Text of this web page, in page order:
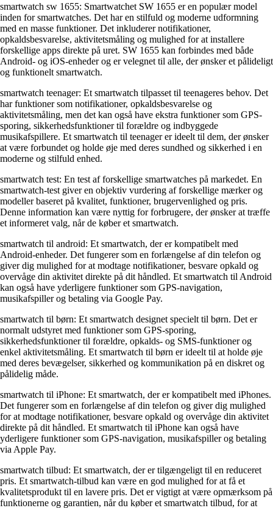
smartwatch sw 1655: Smartwatchet SW 1655 er en populær model
inden for smartwatches. Det har en stilfuld og moderne udformning
med en masse funktioner. Det inkluderer notifikationer,
opkaldsbesvarelse, aktivitetsmåling og mulighed for at installere
forskellige apps direkte på uret. SW 1655 kan forbindes med både
Android- og iOS-enheder og er velegnet til alle, der ønsker et pålideligt
og funktionelt smartwatch.
smartwatch teenager: Et smartwatch tilpasset til teenageres behov. Det
har funktioner som notifikationer, opkaldsbesvarelse og
aktivitetsmåling, men det kan også have ekstra funktioner som GPS-
sporing, sikkerhedsfunktioner til forældre og indbyggede
musikafspillere. Et smartwatch til teenager er ideelt til dem, der ønsker
at være forbundet og holde øje med deres sundhed og sikkerhed i en
moderne og stilfuld enhed.
smartwatch test: En test af forskellige smartwatches på markedet. En
smartwatch-test giver en objektiv vurdering af forskellige mærker og
modeller baseret på kvalitet, funktioner, brugervenlighed og pris.
Denne information kan være nyttig for forbrugere, der ønsker at træffe
et informeret valg, når de køber et smartwatch.
smartwatch til android: Et smartwatch, der er kompatibelt med
Android-enheder. Det fungerer som en forlængelse af din telefon og
giver dig mulighed for at modtage notifikationer, besvare opkald og
overvåge din aktivitet direkte på dit håndled. Et smartwatch til Android
kan også have yderligere funktioner som GPS-navigation,
musikafspiller og betaling via Google Pay.
smartwatch til børn: Et smartwatch designet specielt til børn. Det er
normalt udstyret med funktioner som GPS-sporing,
sikkerhedsfunktioner til forældre, opkalds- og SMS-funktioner og
enkel aktivitetsmåling. Et smartwatch til børn er ideelt til at holde øje
med deres bevægelser, sikkerhed og kommunikation på en diskret og
pålidelig måde.
smartwatch til iPhone: Et smartwatch, der er kompatibelt med iPhones.
Det fungerer som en forlængelse af din telefon og giver dig mulighed
for at modtage notifikationer, besvare opkald og overvåge din aktivitet
direkte på dit håndled. Et smartwatch til iPhone kan også have
yderligere funktioner som GPS-navigation, musikafspiller og betaling
via Apple Pay.
smartwatch tilbud: Et smartwatch, der er tilgængeligt til en reduceret
pris. Et smartwatch-tilbud kan være en god mulighed for at få et
kvalitetsprodukt til en lavere pris. Det er vigtigt at være opmærksom på
funktionerne og garantien, når du køber et smartwatch tilbud, for at